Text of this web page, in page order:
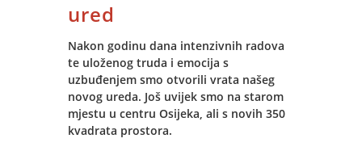
smijeha nije nedostajalo, a najbolji tim
postao je bogatiji za novčanu nagradu.
Kako nam je bilo pogledaj ugaleriji.
ured
Nakon godinu dana intenzivnih radova
te uloženog truda i emocija s
uzbuđenjem smo otvorili vrata našeg
novog ureda. Još uvijek smo na starom
mjestu u centru Osijeka, ali s novih 350
kvadrata prostora.